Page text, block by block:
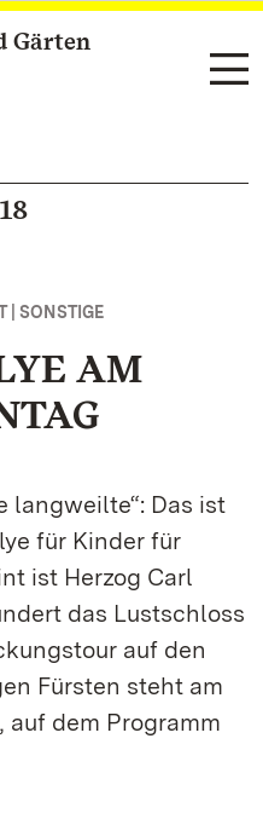
Gärten
| SONSTIGE
AM
langweilte“: Das ist
für Kinder für
ist Herzog Carl
das Lustschloss
auf den
Fürsten steht am
dem Programm